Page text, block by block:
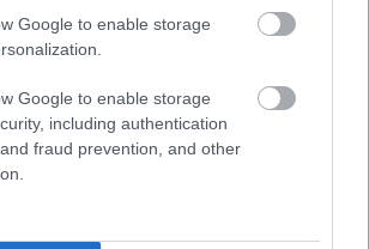
Google to enable storage
Google to enable storage
including authentication
fraud prevention, and other